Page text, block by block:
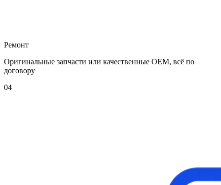
Ремонт
Оригинальные запчасти или качественные OEM, всё по
договору
04